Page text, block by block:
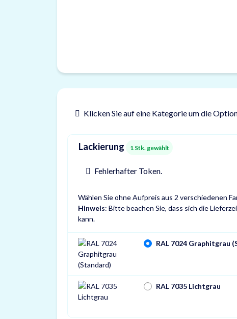
Klicken Sie auf eine Kategorie um die
Lackierung 1 Stk. gewählt
Fehlerhafter Token.
Wählen Sie ohne Aufpreis aus 2 verschiedenen
Hinweis: Bitte beachen Sie, dass sich die
kann.
RAL 7024 Graphitgrau
RAL 7035 Lichtgrau